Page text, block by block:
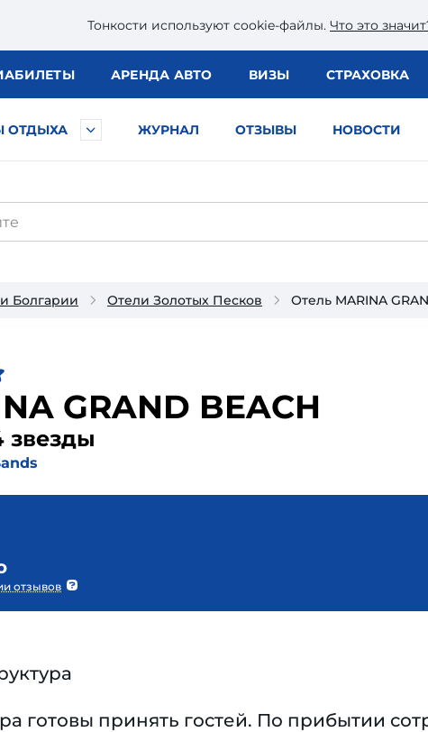
Тонкости используют сookie-файлы. Что это
БИЛЕТЫ АРЕНДА АВТО ВИЗЫ СТРАХОВКА
ОТДЫХА ЖУРНАЛ ОТЗЫВЫ НОВОСТИ
Болгарии Отели Золотых Песков Отель MARINA
GRAND BEACH
звезды
отзывов
готовы принять гостей. По прибытии